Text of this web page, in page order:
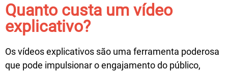
Quanto custa um vídeo
explicativo?
Os vídeos explicativos são uma ferramenta poderosa
que pode impulsionar o engajamento do público,